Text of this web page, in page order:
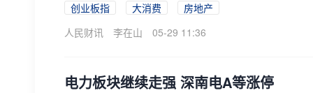
创业板指 大消费
房地产
人民财讯
李在山 05-29 11:36
电力板块继续走强 深南电A等涨停